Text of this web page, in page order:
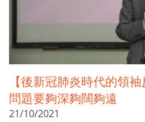
【後新冠肺炎時代的領
問題要夠深夠闊夠遠
21/10/2021